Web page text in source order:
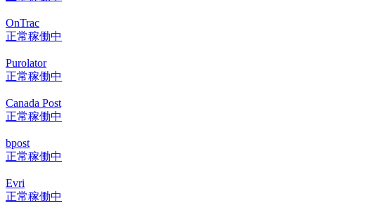
OnTrac
正常稼働中
Purolator
正常稼働中
Canada Post
正常稼働中
bpost
正常稼働中
Evri
正常稼働中